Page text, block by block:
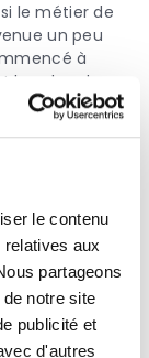
le contenu
aux
partageons
notre site
publicité et
d'autres
le métier de
un peu
à
salon de
de cheveux
de
aucun
même
toujours
avec les
depuis
et j’éprouve